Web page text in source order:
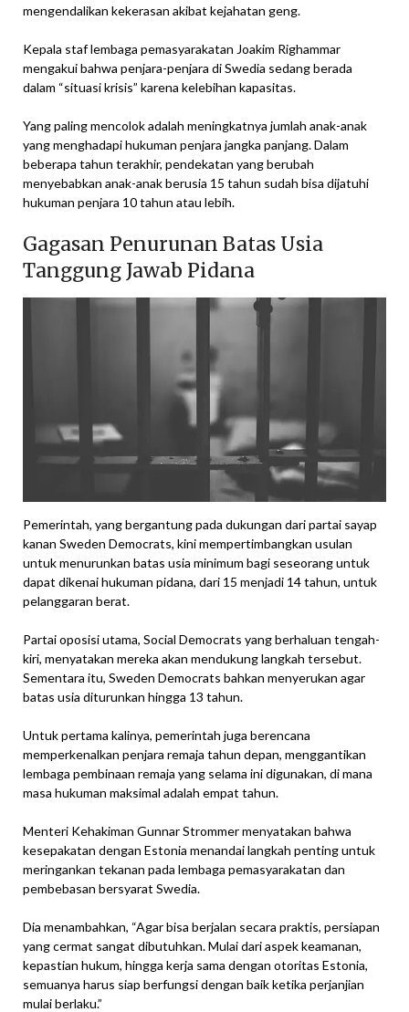
mengendalikan kekerasan akibat kejahatan geng.
Kepala staf lembaga pemasyarakatan Joakim Righammar
mengakui bahwa penjara-penjara di Swedia sedang berada
dalam “situasi krisis” karena kelebihan kapasitas.
Yang paling mencolok adalah meningkatnya jumlah anak-anak
yang menghadapi hukuman penjara jangka panjang. Dalam
beberapa tahun terakhir, pendekatan yang berubah
menyebabkan anak-anak berusia 15 tahun sudah bisa dijatuhi
hukuman penjara 10 tahun atau lebih.
Gagasan Penurunan Batas Usia
Tanggung Jawab Pidana
Pemerintah, yang bergantung pada dukungan dari partai sayap
kanan Sweden Democrats, kini mempertimbangkan usulan
untuk menurunkan batas usia minimum bagi seseorang untuk
dapat dikenai hukuman pidana, dari 15 menjadi 14 tahun, untuk
pelanggaran berat.
Partai oposisi utama, Social Democrats yang berhaluan tengah-
kiri, menyatakan mereka akan mendukung langkah tersebut.
Sementara itu, Sweden Democrats bahkan menyerukan agar
batas usia diturunkan hingga 13 tahun.
Untuk pertama kalinya, pemerintah juga berencana
memperkenalkan penjara remaja tahun depan, menggantikan
lembaga pembinaan remaja yang selama ini digunakan, di mana
masa hukuman maksimal adalah empat tahun.
Menteri Kehakiman Gunnar Strommer menyatakan bahwa
kesepakatan dengan Estonia menandai langkah penting untuk
meringankan tekanan pada lembaga pemasyarakatan dan
pembebasan bersyarat Swedia.
Dia menambahkan, “Agar bisa berjalan secara praktis, persiapan
yang cermat sangat dibutuhkan. Mulai dari aspek keamanan,
kepastian hukum, hingga kerja sama dengan otoritas Estonia,
semuanya harus siap berfungsi dengan baik ketika perjanjian
mulai berlaku.”